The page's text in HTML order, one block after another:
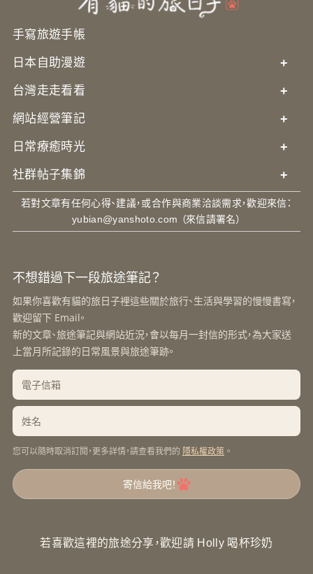
手寫旅遊手帳
+
日本自助漫遊
+
台灣走走看看
+
網站經營筆記
+
日常療癒時光
+
社群帖子集錦
若對文章有任何心得、建議，或合作與商業洽談需求，歡迎來信：
yubian@yanshoto.com （來信請署名）
不想錯過下一段旅途筆記？
如果你喜歡有貓的旅日子裡這些關於旅行、生活與學習的慢慢書寫，
歡迎留下 Email。
新的文章、旅途筆記與網站近況，會以每月一封信的形式，為大家送
上當月所記錄的日常風景與旅途筆跡。
您可以隨時取消訂閱，更多詳情，請查看我們的 隱私權政策 。
寄信給我吧！
若喜歡這裡的旅途分享，歡迎請 Holly 喝杯珍奶